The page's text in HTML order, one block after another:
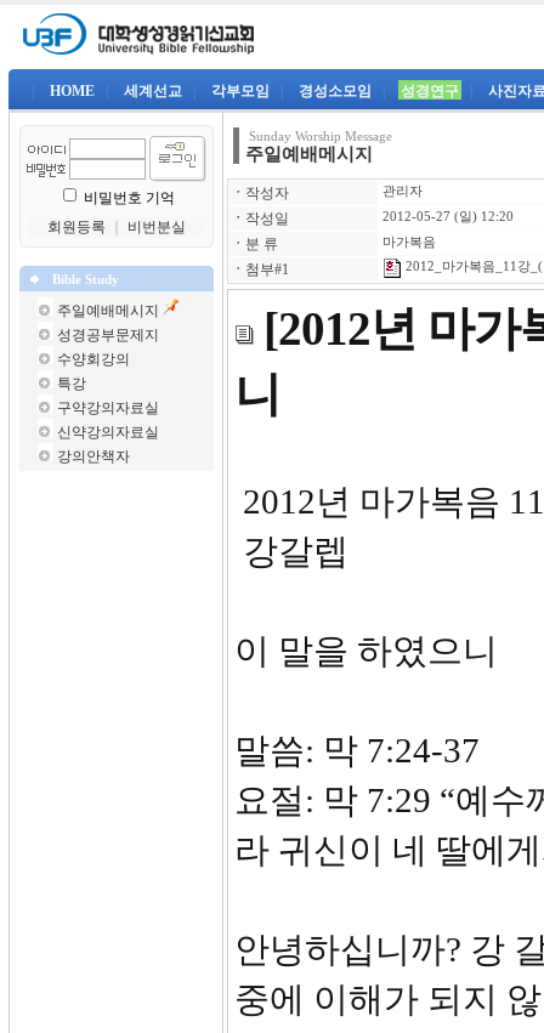
HOME 세계선교 각부모임 경성소모임 성경연구 사진자
비밀번호 기억
회원등록
비번분실
Bible Study
주일예배메시지
성경공부문제지
수양회강의
특강
구약강의자료실
신약강의자료실
강의안책자
Sunday Worship Message
주일예배메시지
ㆍ 작성자 관리자
ㆍ 작성일 2012-05-27 (일) 12:20
ㆍ 분 류 마가복음
ㆍ 첨부#1 2012_마가복음_11강
[2012년 마가
니
2012
강갈렙
이 말을 하였으니
말씀: 막 7:24-37
요절: 막 7:29 “예
라 귀신이 네 딸에
안녕하십니까? 강
중에 이해가 되지